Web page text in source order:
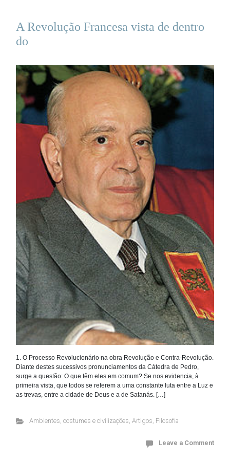
A Revolução Francesa vista de dentro
do
1. O Processo Revolucionário na obra Revolução e Contra-Revolução.
Diante destes sucessivos pronunciamentos da Cátedra de Pedro,
surge a questão: O que têm eles em comum? Se nos evidencia, à
primeira vista, que todos se referem a uma constante luta entre a Luz e
as trevas, entre a cidade de Deus e a de Satanás. […]
Ambientes, costumes e civilizações, Artigos, Filosofia
Leave a Comment